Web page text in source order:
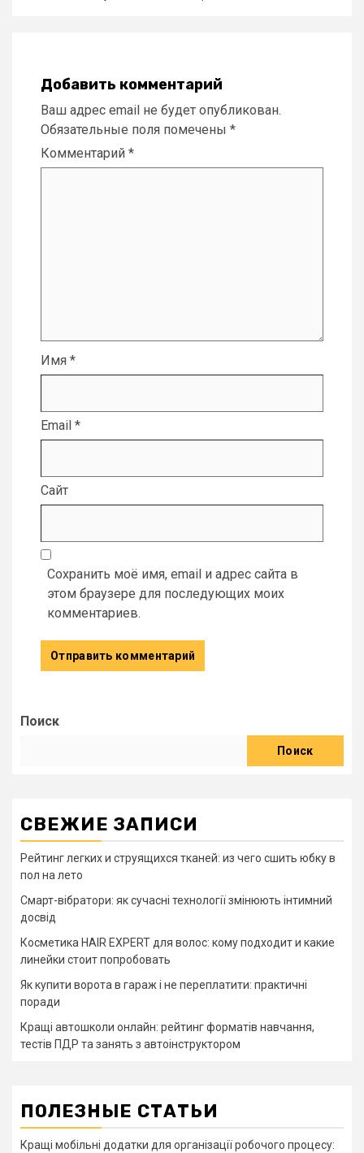
Добавить комментарий
Ваш адрес email не будет опубликован.
Обязательные поля помечены *
Комментарий *
Имя *
Email *
Сайт
Сохранить моё имя, email и адрес сайта в
этом браузере для последующих моих
комментариев.
Поиск
Поиск
СВЕЖИЕ ЗАПИСИ
Рейтинг легких и струящихся тканей: из чего сшить юбку в
пол на лето
Смарт-вібратори: як сучасні технології змінюють інтимний
досвід
Косметика HAIR EXPERT для волос: кому подходит и какие
линейки стоит попробовать
Як купити ворота в гараж і не переплатити: практичні
поради
Кращі автошколи онлайн: рейтинг форматів навчання,
тестів ПДР та занять з автоінструктором
ПОЛЕЗНЫЕ СТАТЬИ
Кращі мобільні додатки для організації робочого процесу: